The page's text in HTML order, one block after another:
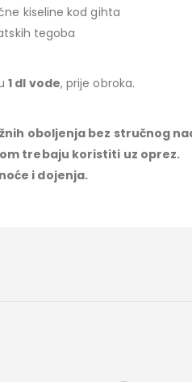
kiseline kod gihta
tegoba
1 dl vode, prije obroka.
oboljenja bez stručnog
trebaju koristiti uz oprez.
i dojenja.